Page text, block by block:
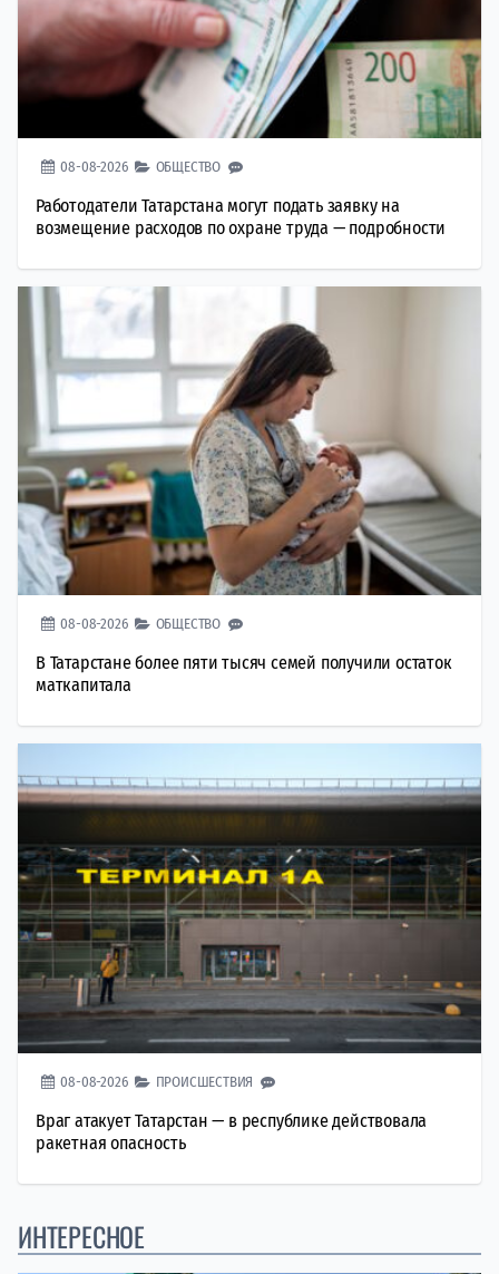
08-08-2026 ОБЩЕСТВО
Работодатели Татарстана могут подать заявку на
возмещение расходов по охране труда — подробности
08-08-2026 ОБЩЕСТВО
В Татарстане более пяти тысяч семей получили остаток
маткапитала
08-08-2026 ПРОИСШЕСТВИЯ
Враг атакует Татарстан — в республике действовала
ракетная опасность
ИНТЕРЕСНОЕ